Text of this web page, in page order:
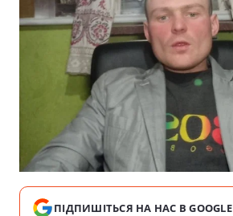
ПІДПИШІТЬСЯ НА НАС В GOOGLE